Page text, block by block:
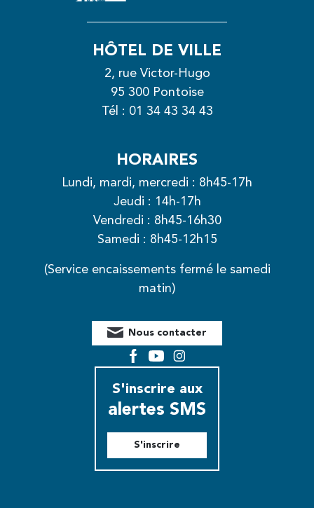
HÔTEL DE VILLE
2, rue Victor-Hugo
95 300 Pontoise
Tél : 01 34 43 34 43
HORAIRES
Lundi, mardi, mercredi : 8h45-17h
Jeudi : 14h-17h
Vendredi : 8h45-16h30
Samedi : 8h45-12h15
(Service encaissements fermé le samedi
matin)
Nous contacter
FacebookYouTubeInstagram
S'inscrire aux
alertes SMS
S'inscrire